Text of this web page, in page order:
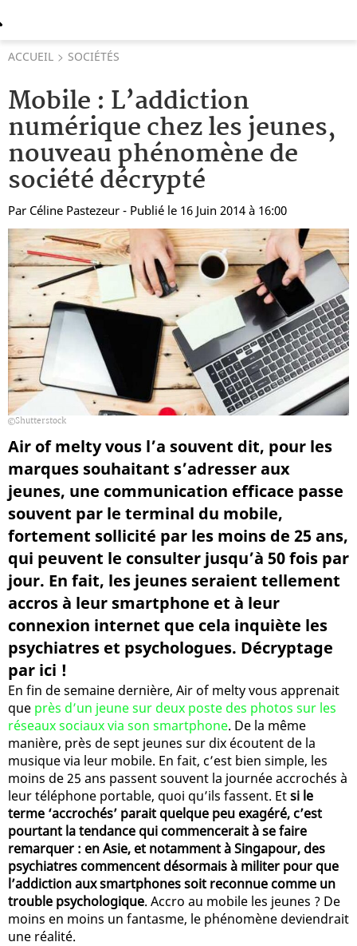
ACCUEIL SOCIÉTÉS
Mobile : L’addiction
numérique chez les jeunes,
nouveau phénomène de
société décrypté
Par Céline Pastezeur - Publié le 16 Juin 2014 à 16:00
Shutterstock
Air of melty vous l’a souvent dit, pour les
marques souhaitant s’adresser aux
jeunes, une communication efficace passe
souvent par le terminal du mobile,
fortement sollicité par les moins de 25 ans,
qui peuvent le consulter jusqu’à 50 fois par
jour. En fait, les jeunes seraient tellement
accros à leur smartphone et à leur
connexion internet que cela inquiète les
psychiatres et psychologues. Décryptage
par ici !
En fin de semaine dernière, Air of melty vous apprenait
que près d’un jeune sur deux poste des photos sur les
réseaux sociaux via son smartphone. De la même
manière, près de sept jeunes sur dix écoutent de la
musique via leur mobile. En fait, c’est bien simple, les
moins de 25 ans passent souvent la journée accrochés à
leur téléphone portable, quoi qu’ils fassent. Etsi le
terme ‘accrochés’ parait quelque peu exagéré, c’est
pourtant la tendance qui commencerait à se faire
remarquer : en Asie, et notamment à Singapour, des
psychiatres commencent désormais à militer pour que
l’addiction aux smartphones soit reconnue comme un
trouble psychologique. Accro au mobile les jeunes ? De
moins en moins un fantasme, le phénomène deviendrait
une réalité.